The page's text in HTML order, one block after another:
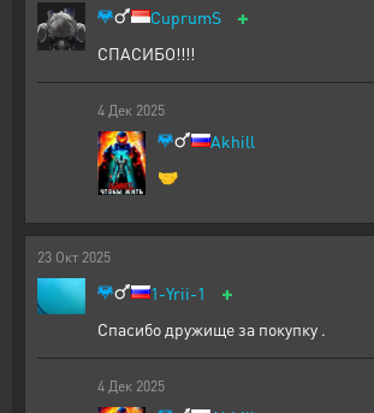
CuprumS +
СПАСИБО!!!!
4 Дек 2025
Akhill
🤝
23 Окт 2025
1-Yrii-1 +
Спасибо дружище за покупку .
4 Дек 2025